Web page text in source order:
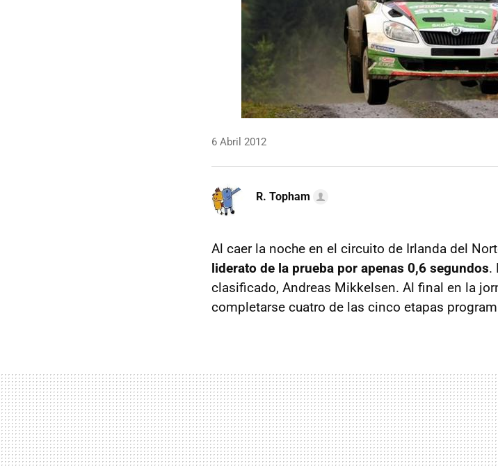
6 Abril 2012
R. Topham
Al caer la noche en el circuito de Irlanda del
liderato de la prueba por apenas 0,6 segundos.
clasificado, Andreas Mikkelsen. Al final en la
completarse cuatro de las cinco etapas